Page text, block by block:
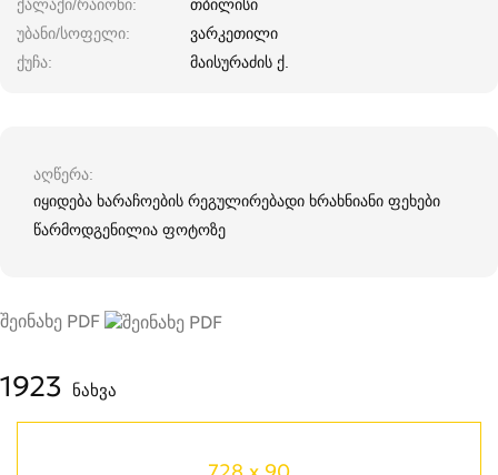
ქალაქი/რაიონი
თბილისი
უბანი/სოფელი
ვარკეთილი
ქუჩა
მაისურაძის ქ.
აღწერა
იყიდება ხარაჩოების რეგულირებადი ხრახნიანი ფეხები
წარმოდგენილია ფოტოზე
შეინახე PDF
1923 ნახვა